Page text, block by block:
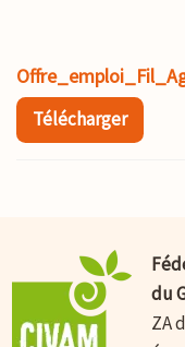
Télécharger
du
ZA